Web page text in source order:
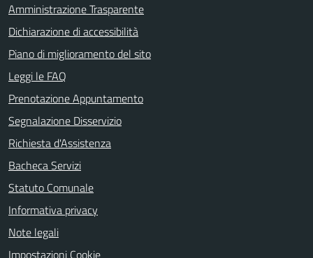
Amministrazione Trasparente
Dichiarazione di accessibilità
Piano di miglioramento del sito
Leggi le FAQ
Prenotazione Appuntamento
Segnalazione Disservizio
Richiesta d'Assistenza
Bacheca Servizi
Statuto Comunale
Informativa privacy
Note legali
Impostazioni Cookie